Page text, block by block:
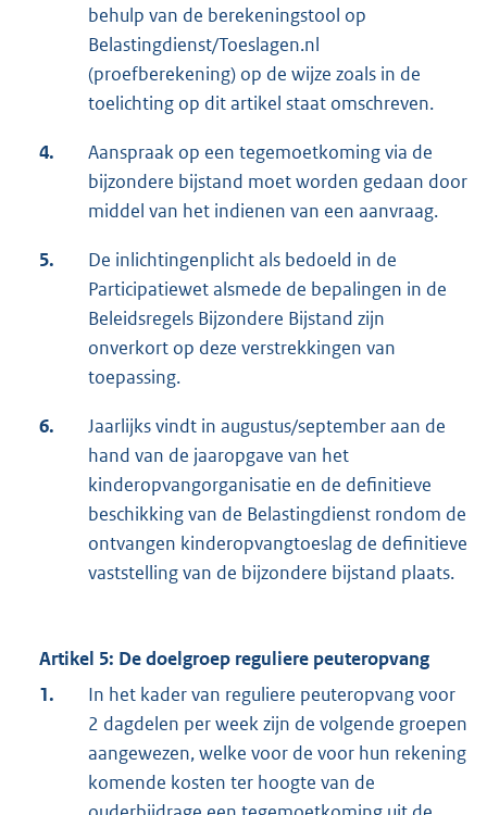
behulp van de berekeningstool op
Belastingdienst/Toeslagen.nl
(proefberekening) op de wijze zoals in de
toelichting op dit artikel staat omschreven.
4.
Aanspraak op een tegemoetkoming via de
bijzondere bijstand moet worden gedaan door
middel van het indienen van een aanvraag.
5.
De inlichtingenplicht als bedoeld in de
Participatiewet alsmede de bepalingen in de
Beleidsregels Bijzondere Bijstand zijn
onverkort op deze verstrekkingen van
toepassing.
6.
Jaarlijks vindt in augustus/september aan de
hand van de jaaropgave van het
kinderopvangorganisatie en de definitieve
beschikking van de Belastingdienst rondom de
ontvangen kinderopvangtoeslag de definitieve
vaststelling van de bijzondere bijstand plaats.
Artikel 5: De doelgroep reguliere peuteropvang
1.
In het kader van reguliere peuteropvang voor
2 dagdelen per week zijn de volgende groepen
aangewezen, welke voor de voor hun rekening
komende kosten ter hoogte van de